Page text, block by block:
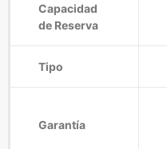
Capacidad
de Reserva
Tipo
Garantía